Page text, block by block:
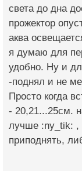
света до дна
прожектор
аква
я думаю для
удобно. Ну и
-поднял и не
Просто когда
- 20,21...25см.
лучше :ny_tik: ,
приподнять,